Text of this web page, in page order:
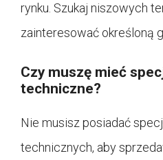
rynku. Szukaj niszowych
zainteresować określoną
Czy muszę mieć
techniczne?
Nie musisz posiadać
technicznych, aby